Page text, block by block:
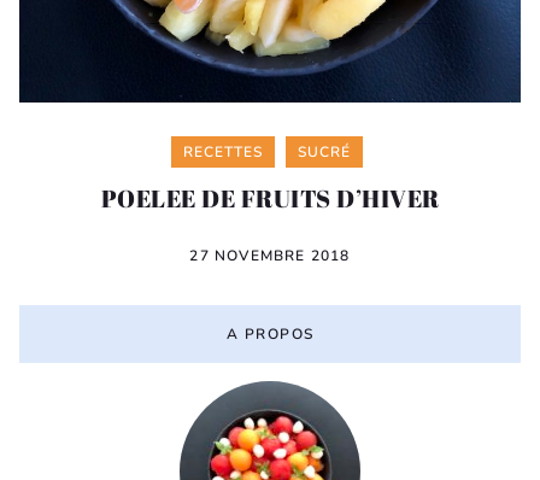
Categories
RECETTES SUCRÉ
POELEE DE FRUITS D’HIVER
27 NOVEMBRE 2018
A PROPOS